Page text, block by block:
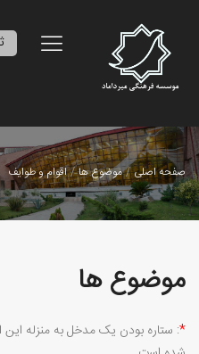
صفحه اصلی موضوع ها اقوام و طوایف
موضوع ها
*: ستاره بودن ﯾﮏ ﻣﺪﺧﻞ ﺑﻪ ﻣﻨﺰﻟﻪ